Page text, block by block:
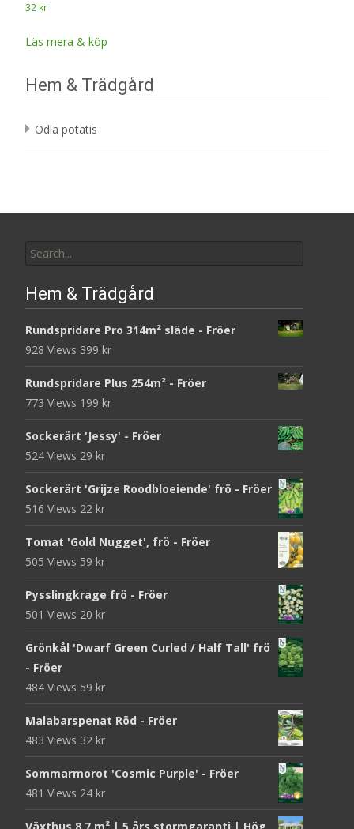
32 kr
Läs mera & köp
Hem & Trädgård
Odla potatis
for:
Hem & Trädgård
Rundspridare Pro 314m² släde - Fröer
928 Views 399 kr
Rundspridare Plus 254m² - Fröer
773 Views 199 kr
Sockerärt 'Jessy' - Fröer
524 Views 29 kr
Sockerärt 'Grijze Roodbloeiende' frö - Fröer
516 Views 22 kr
Tomat 'Gold Nugget', frö - Fröer
505 Views 59 kr
Pysslingkrage frö - Fröer
501 Views 20 kr
Grönkål 'Dwarf Green Curled / Half Tall' frö
- Fröer
484 Views 59 kr
Malabarspenat Röd - Fröer
483 Views 32 kr
Sommarmorot 'Cosmic Purple' - Fröer
481 Views 24 kr